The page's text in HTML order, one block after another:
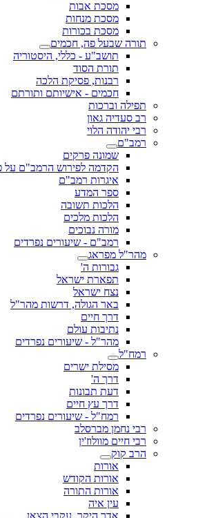
מסכת אבות
מסכת מנחות
מסכת בכורות
תורה שבעל פה, חכמים
תושב"ע - כללי, היסטוריה
תורת הסוד
רבנות, פסיקת הלכה
חכמים - אישיותם ותורתם
תפילה וברכות
רב סעדיה גאון
רבי יהודה הלוי
רמב"ם
שמונה פרקים
הקדמה לפירוש הרמב"ם על
איגרות רמב"ם
ספר המדע
הלכות תשובה
הלכות מלכים
מורה נבוכים
רמב"ם - שיעורים נפרדים
מהר"ל מפראג
גבורות ה'
תפארת ישראל
נצח ישראל
באר הגולה, דרשות מהר"ל
דרך חיים
נתיבות עולם
מהר"ל - שיעורים נפרדים
רמח"ל
מסילת ישרים
דרך ה'
דעת תבונות
דרך עץ חיים
רמח"ל - שיעורים נפרדים
רבי נחמן מברסלב
רבי חיים מוולוז'ין
הרב קוק
אורות
אורות הקודש
אורות התורה
עין איה
אדר היקר, עקבי הצאן